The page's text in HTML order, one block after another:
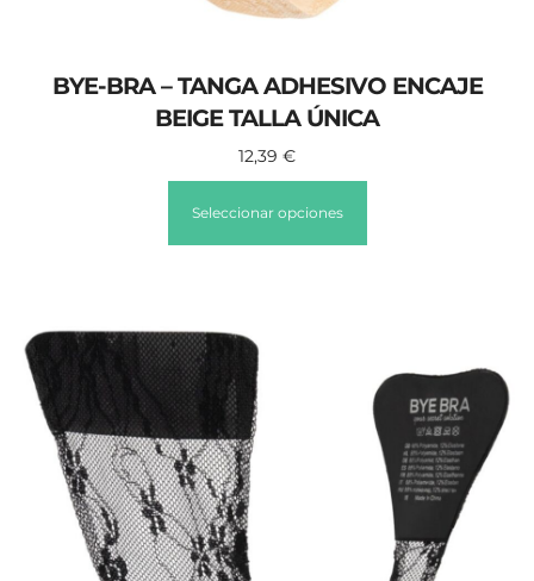
BYE-BRA – TANGA ADHESIVO ENCAJE
BEIGE TALLA ÚNICA
12,39 €
Seleccionar opciones